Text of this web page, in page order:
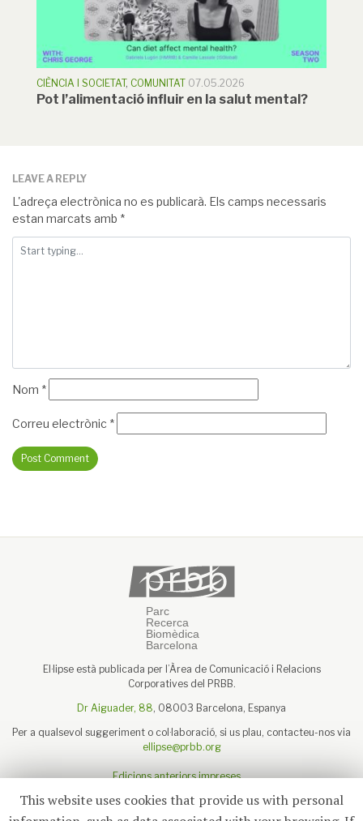
CIÈNCIA I SOCIETAT, COMUNITAT 07.05.2026
Pot l’alimentació influir en la salut mental?
LEAVE A REPLY
L'adreça electrònica no es publicarà. Els camps necessaris
estan marcats amb *
Nom *
Correu electrònic *
El·lipse està publicada per l’Àrea de Comunicació i Relacions
Corporatives del PRBB.
Dr Aiguader, 88, 08003 Barcelona, Espanya
Per a qualsevol suggeriment o col·laboració, si us plau, contacteu-nos via
ellipse@prbb.org
Edicions anteriors impreses
Sobre el PRBB
This website uses cookies that provide us with personal